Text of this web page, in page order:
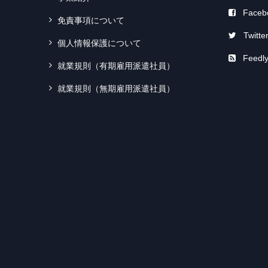
免責事項について
個人情報保護について
就業規則（有期雇用派遣社員）
就業規則（無期雇用派遣社員）
Twitter
Feedly